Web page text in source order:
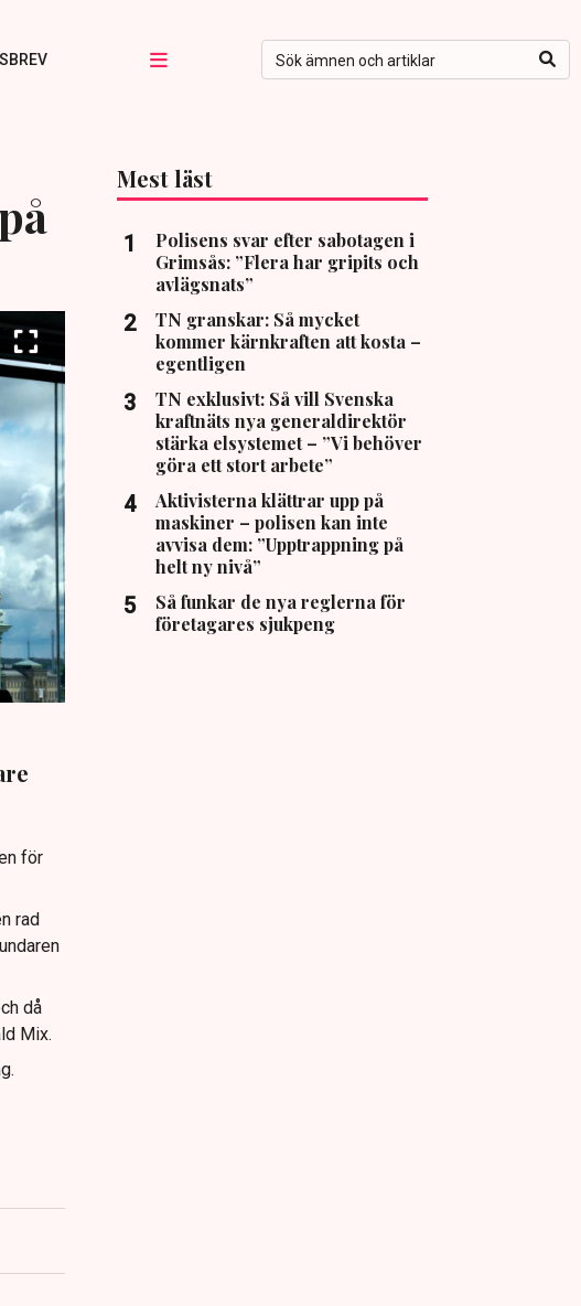
för
rad
då
Mix.
Mest läst
Polisens svar efter sabotagen i
Grimsås: ”Flera har gripits och
avlägsnats”
TN granskar: Så mycket
kommer kärnkraften att kosta –
egentligen
TN exklusivt: Så vill Svenska
kraftnäts nya generaldirektör
stärka elsystemet – ”Vi behöver
göra ett stort arbete”
Aktivisterna klättrar upp på
maskiner – polisen kan inte
avvisa dem: ”Upptrappning på
helt ny nivå”
Så funkar de nya reglerna för
företagares sjukpeng